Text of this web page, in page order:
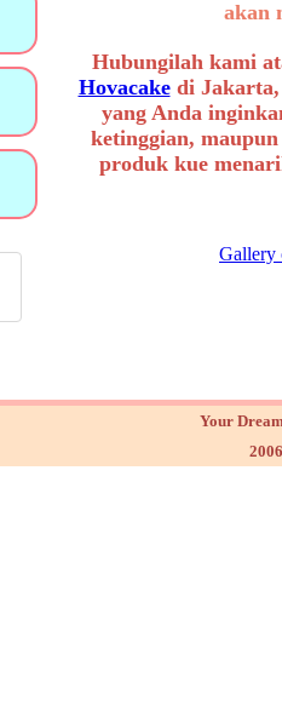
akan
Hubungilah kami
Hovacakedi Jakarta,
yang Anda
ketinggian,
produk kue
Gallery
Your